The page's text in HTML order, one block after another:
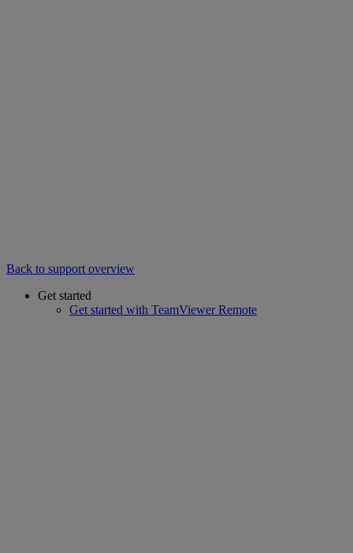
Back to support overview
Get started
Get started with TeamViewer Remote